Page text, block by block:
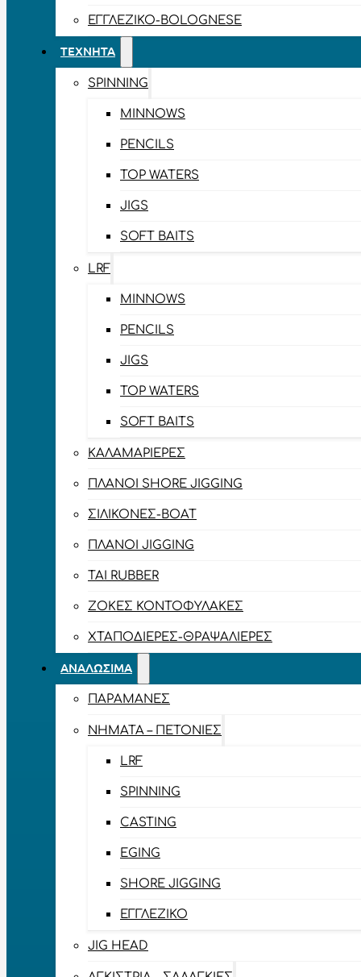
ΕΓΓΛΈΖΙΚΟ-BOLOGNESE
ΤΕΧΝΗΤΆ
SPINNING
MINNOWS
PENCILS
TOP WATERS
JIGS
SOFT BAITS
LRF
MINNOWS
PENCILS
JIGS
TOP WATERS
SOFT BAITS
ΚΑΛΑΜΑΡΙΈΡΕΣ
ΠΛΆΝΟΙ SHORE JIGGING
ΣΙΛΙΚΌΝΕΣ-BOAT
ΠΛΆΝΟΙ JIGGING
TAI RUBBER
ΖΌΚΕΣ ΚΟΝΤΟΦΎΛΑΚΕΣ
ΧΤΑΠΟΔΙΈΡΕΣ-ΘΡΑΨΑΛΙΈΡΕΣ
ΑΝΑΛΏΣΙΜΑ
ΠΑΡΑΜΆΝΕΣ
ΝΉΜΑΤΑ – ΠΕΤΟΝΙΈΣ
LRF
SPINNING
CASTING
EGING
SHORE JIGGING
ΕΓΓΛΈΖΙΚΟ
JIG HEAD